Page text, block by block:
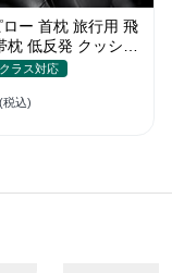
ロー 首枕 旅行用 飛
枕 低反発 クッショ
内 頸椎サポート 車
ラス対応
(税込)